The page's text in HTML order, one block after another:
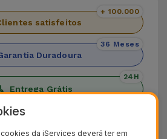
satisfeitos
+ 100.000
Duradoura
36 Meses
Entrega Grátis
24H
em Pele
da iServices deverá ter em